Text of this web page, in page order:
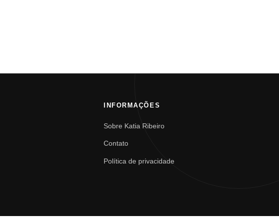
INFORMAÇÕES
Sobre Katia Ribeiro
Contato
Política de privacidade